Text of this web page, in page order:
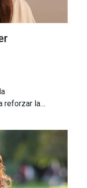
reforzar la…